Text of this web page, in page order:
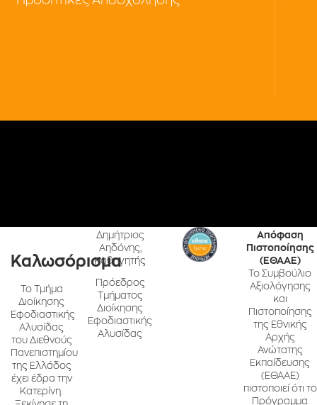
Καλωσόρισμα
Το Τμήμα
Διοίκησης
Εφοδιαστικής
Αλυσίδας
του Διεθνούς
Πανεπιστημίου
της Ελλάδος
έχει έδρα την
Κατερίνη.
Δημήτριος
Αηδόνης,
Καθηγητής
Πρόεδρος
Τμήματος
Διοίκησης
Εφοδιαστικής
Αλυσίδας
Απόφαση
Πιστοποίησης
(ΕΘΑΑΕ)
Το Συμβούλιο
Αξιολόγησης
και
Πιστοποίησης
της Εθνικής
Αρχής
Ανώτατης
Εκπαίδευσης
(ΕΘΑΑΕ)
πιστοποιεί ότι το
Πρόγραμμα